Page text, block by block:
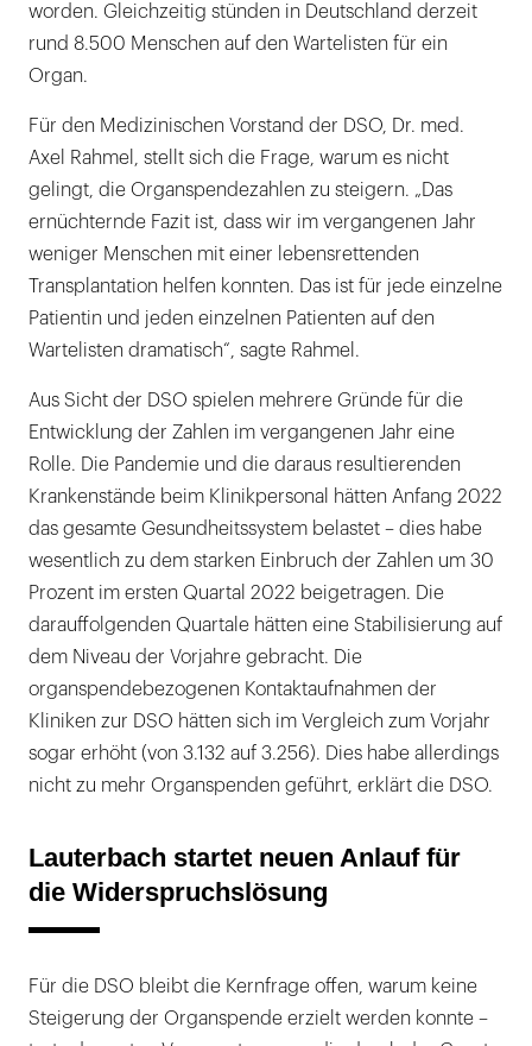
worden. Gleichzeitig stünden in Deutschland derzeit
rund 8.500 Menschen auf den Wartelisten für ein
Organ.
Für den Medizinischen Vorstand der DSO, Dr. med.
Axel Rahmel, stellt sich die Frage, warum es nicht
gelingt, die Organspendezahlen zu steigern. „Das
ernüchternde Fazit ist, dass wir im vergangenen Jahr
weniger Menschen mit einer lebensrettenden
Transplantation helfen konnten. Das ist für jede einzelne
Patientin und jeden einzelnen Patienten auf den
Wartelisten dramatisch“, sagte Rahmel.
Aus Sicht der DSO spielen mehrere Gründe für die
Entwicklung der Zahlen im vergangenen Jahr eine
Rolle. Die Pandemie und die daraus resultierenden
Krankenstände beim Klinikpersonal hätten Anfang 2022
das gesamte Gesundheitssystem belastet – dies habe
wesentlich zu dem starken Einbruch der Zahlen um 30
Prozent im ersten Quartal 2022 beigetragen. Die
darauffolgenden Quartale hätten eine Stabilisierung auf
dem Niveau der Vorjahre gebracht. Die
organspendebezogenen Kontaktaufnahmen der
Kliniken zur DSO hätten sich im Vergleich zum Vorjahr
sogar erhöht (von 3.132 auf 3.256). Dies habe allerdings
nicht zu mehr Organspenden geführt, erklärt die DSO.
Lauterbach startet neuen Anlauf für
die Widerspruchslösung
Für die DSO bleibt die Kernfrage offen, warum keine
Steigerung der Organspende erzielt werden konnte –